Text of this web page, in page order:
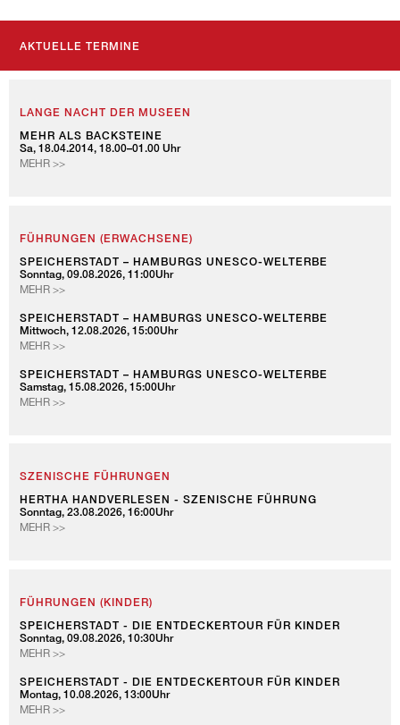
AKTUELLE TERMINE
LANGE NACHT DER MUSEEN
MEHR ALS BACKSTEINE
Sa, 18.04.2014, 18.00–01.00 Uhr
MEHR >>
FÜHRUNGEN (ERWACHSENE)
SPEICHERSTADT – HAMBURGS UNESCO-WELTERBE
Sonntag, 09.08.2026, 11:00Uhr
MEHR >>SPEICHERSTADT
HAMBURGS
UNESCO-
WELTERBE
SPEICHERSTADT – HAMBURGS UNESCO-WELTERBE
Mittwoch, 12.08.2026, 15:00Uhr
MEHR >>SPEICHERSTADT
HAMBURGS
UNESCO-
WELTERBE
SPEICHERSTADT – HAMBURGS UNESCO-WELTERBE
Samstag, 15.08.2026, 15:00Uhr
MEHR >>SPEICHERSTADT
SZENISCHE FÜHRUNGEN
HERTHA HANDVERLESEN - SZENISCHE FÜHRUNG
Sonntag, 23.08.2026, 16:00Uhr
MEHR >>HERTHA
FÜHRUNGEN (KINDER)
SPEICHERSTADT - DIE ENTDECKERTOUR FÜR KINDER
Sonntag, 09.08.2026, 10:30Uhr
MEHR >>SPEICHERSTADT
DIE
ENTDECKERTOUR
FÜR
SPEICHERSTADT - DIE ENTDECKERTOUR FÜR KINDER
Montag, 10.08.2026, 13:00Uhr
MEHR >>SPEICHERSTADT